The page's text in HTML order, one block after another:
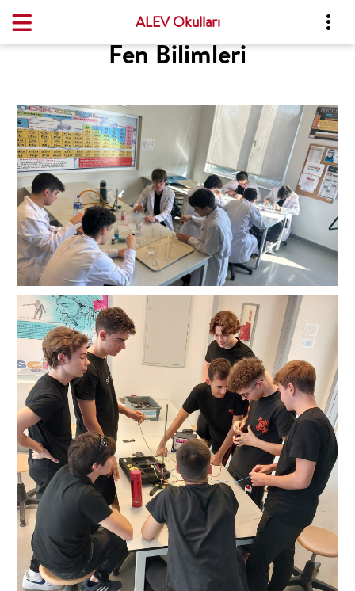
ALEV Okulları
Fen Bilimleri